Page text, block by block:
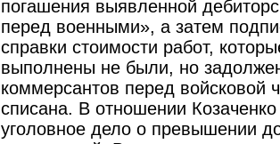
погашения выявленной
перед военными», а затем
справки стоимости работ,
выполнены не были, но
коммерсантов перед войсковой
списана. В отношении
уголовное дело о превышении